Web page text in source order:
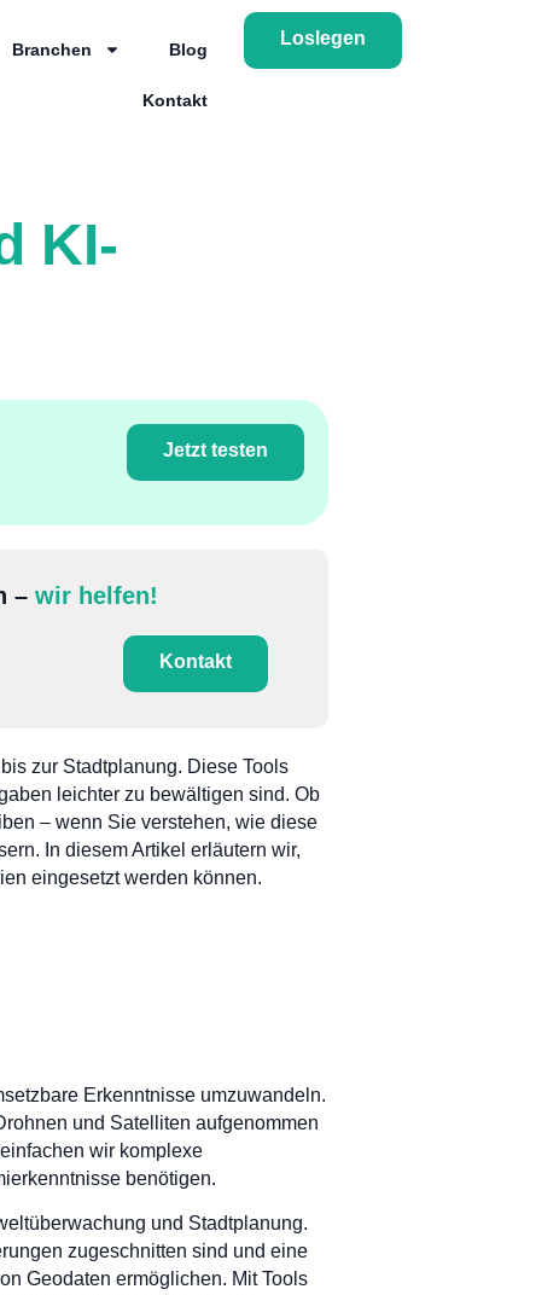
Branchen Blog
Kontakt
Loslegen
KI-
Jetzt testen
– wir helfen!
Kontakt
zur Stadtplanung. Diese Tools
leichter zu bewältigen sind. Ob
– wenn Sie verstehen, wie diese
In diesem Artikel erläutern wir,
eingesetzt werden können.
Erkenntnisse umzuwandeln.
und Satelliten aufgenommen
wir komplexe
benötigen.
und Stadtplanung.
zugeschnitten sind und eine
Geodaten ermöglichen. Mit Tools